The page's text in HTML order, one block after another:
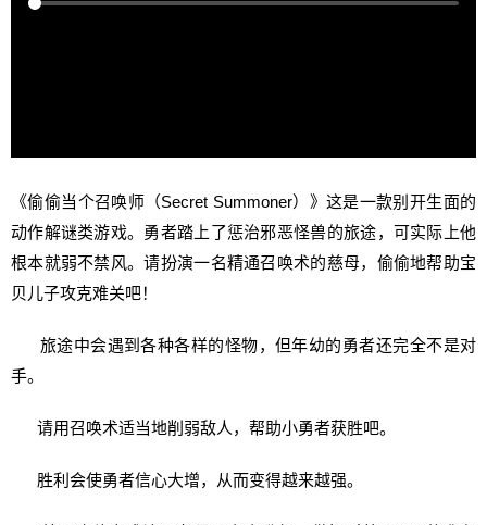
《偷偷当个召唤师（Secret Summoner）》这是一款别开生面的
动作解谜类游戏。勇者踏上了惩治邪恶怪兽的旅途，可实际上他
根本就弱不禁风。请扮演一名精通召唤术的慈母，偷偷地帮助宝
贝儿子攻克难关吧！
旅途中会遇到各种各样的怪物，但年幼的勇者还完全不是对
手。
请用召唤术适当地削弱敌人，帮助小勇者获胜吧。
胜利会使勇者信心大增，从而变得越来越强。